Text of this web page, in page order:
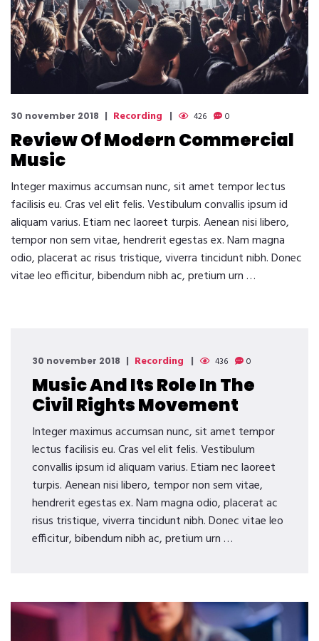
30 november 2018 Recording 426 0
Review Of Modern Commercial
Music
Integer maximus accumsan nunc, sit amet tempor lectus
facilisis eu. Cras vel elit felis. Vestibulum convallis ipsum id
aliquam varius. Etiam nec laoreet turpis. Aenean nisi libero,
tempor non sem vitae, hendrerit egestas ex. Nam magna
odio, placerat ac risus tristique, viverra tincidunt nibh. Donec
vitae leo efficitur, bibendum nibh ac, pretium urn …
30 november 2018 Recording 436 0
Music And Its Role In The
Civil Rights Movement
Integer maximus accumsan nunc, sit amet tempor
lectus facilisis eu. Cras vel elit felis. Vestibulum
convallis ipsum id aliquam varius. Etiam nec laoreet
turpis. Aenean nisi libero, tempor non sem vitae,
hendrerit egestas ex. Nam magna odio, placerat ac
risus tristique, viverra tincidunt nibh. Donec vitae leo
efficitur, bibendum nibh ac, pretium urn …